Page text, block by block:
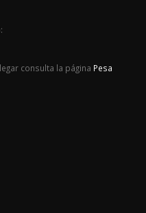
consulta la página Pesa